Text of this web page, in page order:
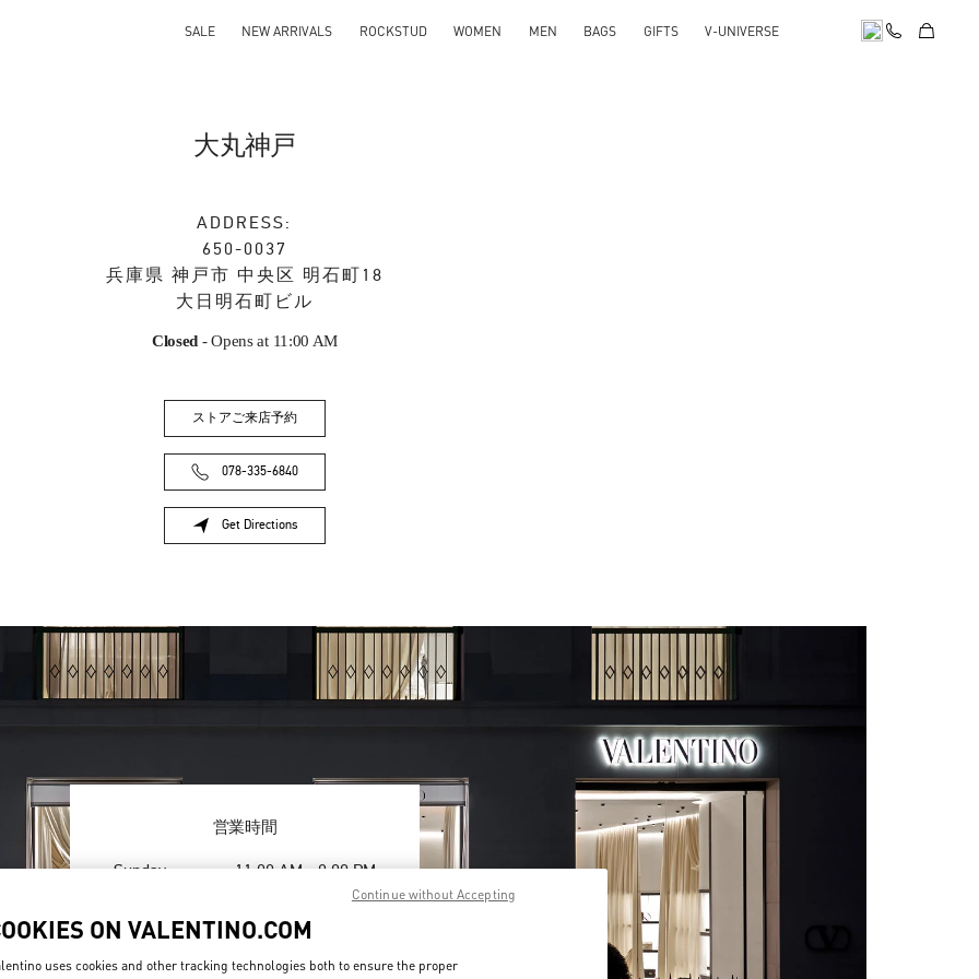
SALE NEW ARRIVALS ROCKSTUD WOMEN MEN BAGS GIFTS V-UNIVERSE
大丸神戸
ADDRESS:
650-0037
兵庫県 神戸市 中央区 明石町18
大日明石町ビル
Closed - Opens at 11:00 AM
ストアご来店予約
078-335-6840
Get Directions
Link Opens in New Tab
営業時間
Day of the WeekHours
Sunday 11:00 AM-8:00 PM
8:00 PM
Tuesday
11:00 AM -
Wednesday
11:00 AM-
Thursday
11:00 AM-8:00 PM
ON VALENTINO.COM
uses cookies and other tracking technologies both to ensure the proper
Continue without Accepting